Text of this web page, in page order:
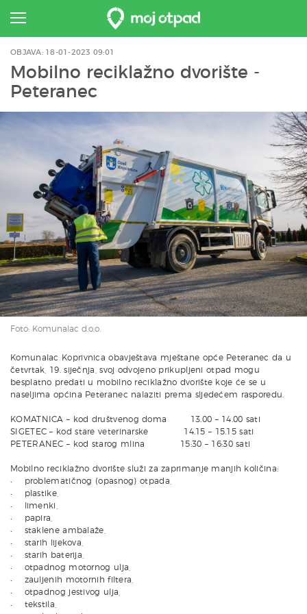
OBJAVA: 18-01-2023 09:01
Mobilno reciklažno dvorište -
Peteranec
Foto: Komunalac d.o.o.
Komunalac Koprivnica obavještava mještane opće Peteranec da u
četvrtak, 19. siječnja, svoj odvojeno prikupljeni otpad mogu
besplatno predati u mobilno reciklažno dvorište koje će se u
naseljima općina Peteranec nalaziti prema sljedećem rasporedu.
KOMATNICA – kod društvenog doma 13.00 – 14.00 sati
SIGETEC – kod stare veterinarske 14.15 – 15.15 sati
PETERANEC – kod starog mlina 15:30 – 16:30 sati
Mobilno reciklažno dvorište služi za zaprimanje manjih količina:
• problematičnog (opasnog) otpada,
• plastike,
• limenki,
• papira,
• staklene ambalaže,
• starih lijekova,
• starih baterija,
• otpadnog motornog ulja,
• zauljenih motornih filtera,
• otpadnog jestivog ulja,
• tekstila,